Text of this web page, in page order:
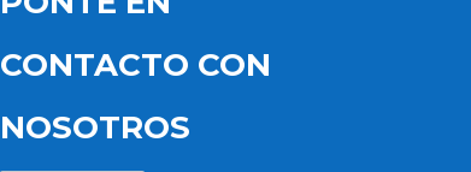
CONTACTO CON
NOSOTROS